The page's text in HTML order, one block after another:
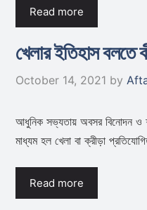
Read more
খেলার ইতিহাস বলতে
October 14, 2021 by
আধুনিক সভ্যতায় অবসর বিনোদন ও
মাধ্যম হল খেলা বা ক্রীড়া
Read more